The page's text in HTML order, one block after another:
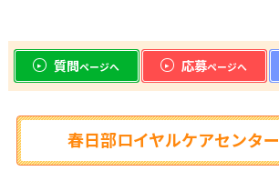
質問ページへ 応募ページへ
春日部ロイヤルケアセンター